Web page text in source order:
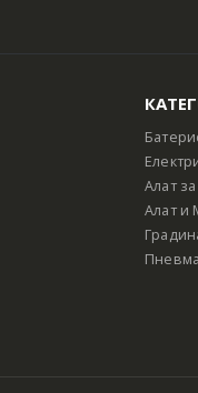
Алат
Алат и